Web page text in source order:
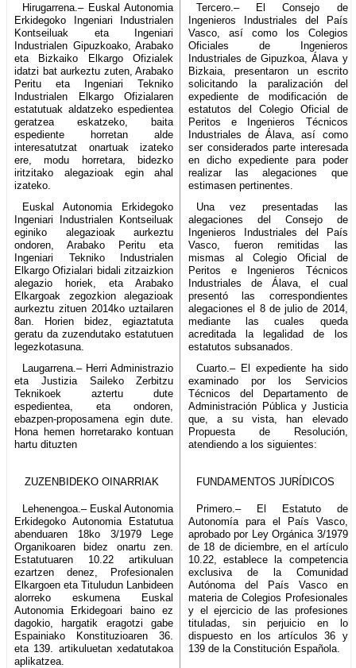
Hirugarrena.– Euskal Autonomia
Erkidegoko Ingeniari Industrialen
Kontseiluak eta Ingeniari
Industrialen Gipuzkoako, Arabako
eta Bizkaiko Elkargo Ofizialek
idatzi bat aurkeztu zuten, Arabako
Peritu eta Ingeniari Tekniko
Industrialen Elkargo Ofizialaren
estatutuak aldatzeko espedientea
geratzea eskatzeko, baita
espediente horretan alde
interesatutzat onartuak izateko
ere, modu horretara, bidezko
iritzitako alegazioak egin ahal
izateko.
Tercero.– El Consejo de
Ingenieros Industriales del País
Vasco, así como los Colegios
Oficiales de Ingenieros
Industriales de Gipuzkoa, Álava y
Bizkaia, presentaron un escrito
solicitando la paralización del
expediente de modificación de
estatutos del Colegio Oficial de
Peritos e Ingenieros Técnicos
Industriales de Álava, así como
ser considerados parte interesada
en dicho expediente para poder
realizar las alegaciones que
estimasen pertinentes.
Euskal Autonomia Erkidegoko
Ingeniari Industrialen Kontseiluak
eginiko alegazioak aurkeztu
ondoren, Arabako Peritu eta
Ingeniari Tekniko Industrialen
Elkargo Ofizialari bidali zitzaizkion
alegazio horiek, eta Arabako
Elkargoak zegozkion alegazioak
aurkeztu zituen 2014ko uztailaren
8an. Horien bidez, egiaztatuta
geratu da zuzendutako estatutuen
legezkotasuna.
Una vez presentadas las
alegaciones del Consejo de
Ingenieros Industriales del País
Vasco, fueron remitidas las
mismas al Colegio Oficial de
Peritos e Ingenieros Técnicos
Industriales de Álava, el cual
presentó las correspondientes
alegaciones el 8 de julio de 2014,
mediante las cuales queda
acreditada la legalidad de los
estatutos subsanados.
Laugarrena.– Herri Administrazio
eta Justizia Saileko Zerbitzu
Teknikoek aztertu dute
espedientea, eta ondoren,
ebazpen-proposamena egin dute.
Hona hemen horretarako kontuan
hartu dituzten
Cuarto.– El expediente ha sido
examinado por los Servicios
Técnicos del Departamento de
Administración Pública y Justicia
que, a su vista, han elevado
Propuesta de Resolución,
atendiendo a los siguientes:
ZUZENBIDEKO OINARRIAK FUNDAMENTOS JURÍDICOS
Lehenengoa.– Euskal Autonomia
Erkidegoko Autonomia Estatutua
abenduaren 18ko 3/1979 Lege
Organikoaren bidez onartu zen.
Estatutuaren 10.22 artikuluan
ezartzen denez, Profesionalen
Elkargoen eta Tituludun Lanbideen
alorreko eskumena Euskal
Autonomia Erkidegoari baino ez
dagokio, hargatik eragotzi gabe
Espainiako Konstituzioaren 36.
eta 139. artikuluetan xedatutakoa
aplikatzea.
Primero.– El Estatuto de
Autonomía para el País Vasco,
aprobado por Ley Orgánica 3/1979
de 18 de diciembre, en el artículo
10.22, establece la competencia
exclusiva de la Comunidad
Autónoma del País Vasco en
materia de Colegios Profesionales
y el ejercicio de las profesiones
tituladas, sin perjuicio en lo
dispuesto en los artículos 36 y
139 de la Constitución Española.